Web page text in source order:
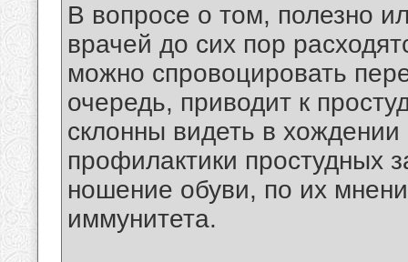
В вопросе о том, полезно
врачей до сих пор
можно спровоцировать
очередь, приводит к
склонны видеть в
профилактики простудных
ношение обуви, по их
иммунитета.